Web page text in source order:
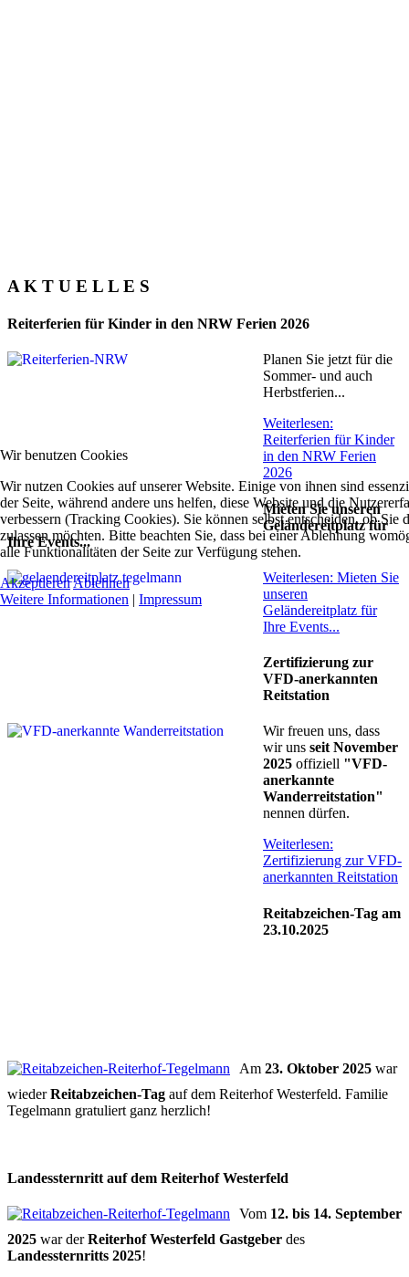
A K T U E L L E S
Reiterferien für Kinder in den NRW Ferien 2026
Planen Sie jetzt für die
Sommer- und auch
Herbstferien...
Weiterlesen:
Reiterferien für Kinder
in den NRW Ferien
2026
Mieten Sie unseren
Geländereitplatz für
Ihre Events...
Weiterlesen: Mieten Sie
unseren
Geländereitplatz für
Ihre Events...
Zertifizierung zur
VFD-anerkannten
Reitstation
Wir freuen uns, dass
wir uns seit November
2025 offiziell "VFD-
anerkannte
Wanderreitstation"
nennen dürfen.
Weiterlesen:
Zertifizierung zur VFD-
anerkannten Reitstation
Reitabzeichen-Tag am
23.10.2025
Am 23. Oktober 2025 war
wiederReitabzeichen-Tag auf dem Reiterhof Westerfeld. Familie
Tegelmann gratuliert ganz herzlich!
Landessternritt auf dem Reiterhof Westerfeld
Vom 12. bis 14. September
2025 war derReiterhof Westerfeld Gastgeber des
Landessternritts 2025!
Wir benutzen Cookies
Wir nutzen Cookies auf unserer Website. Einige von ihnen sind
der Seite, während andere uns helfen, diese Website und die
verbessern (Tracking Cookies). Sie können selbst entscheiden, ob Sie
zulassen möchten. Bitte beachten Sie, dass bei einer Ablehnung
alle Funktionalitäten der Seite zur Verfügung stehen.
AkzeptierenAblehnen
Weitere Informationen | Impressum